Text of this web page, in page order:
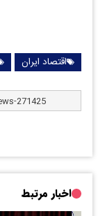
اقتصاد ایران
اخبار مرتبط